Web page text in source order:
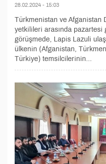
28.02.2024 - 15:03
Türkmenistan ve Afganistan
yetkilileri arasında pazartesi
görüşmede, Lapis Lazuli
ülkenin (Afganistan,
Türkiye) temsilcilerinin...